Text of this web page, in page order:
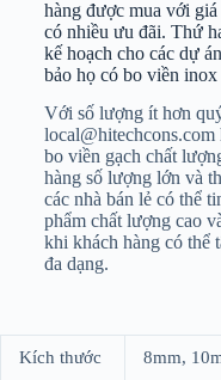
hàng được mua với
có nhiều ưu đãi. Thứ
kế hoạch cho các dự
bảo họ có bo viền inox
Với số lượng ít hơn
bo viền gạch chất
hàng số lượng lớn và
các nhà bán lẻ có thể
phẩm chất lượng cao
khi khách hàng có thể
đa dạng.
Kích thước 8mm,